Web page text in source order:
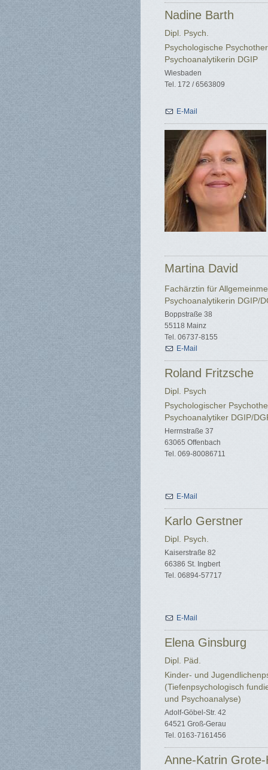
Nadine Barth
Dipl. Psych.
Psychologische
Psychoanalytikerin DGIP
Wiesbaden
Tel. 172 / 6563809
E-Mail
Martina David
Fachärztin für
Psychoanalytikerin DGIP/
Boppstraße 38
55118 Mainz
Tel. 06737-8155
E-Mail
Roland Fritzsche
Dipl. Psych
Psychologischer
Psychoanalytiker DGIP/
Herrnstraße 37
63065 Offenbach
Tel. 069-80086711
E-Mail
Karlo Gerstner
Dipl. Psych.
Kaiserstraße 82
66386 St. Ingbert
Tel. 06894-57717
E-Mail
Elena Ginsburg
Dipl. Päd.
Kinder- und
(Tiefenpsychologisch
und Psychoanalyse)
Adolf-Göbel-Str. 42
64521 Groß-Gerau
Tel. 0163-7161456
Anne-Katrin